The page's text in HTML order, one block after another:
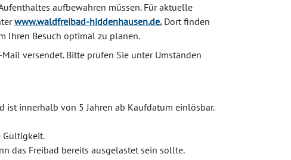
aufbewahren müssen. Für aktuelle
www.waldfreibad-hiddenhausen.de.Dort finden
Ihren Besuch optimal zu planen.
versendet. Bitte prüfen Sie unter Umständen
innerhalb von 5 Jahren ab Kaufdatum einlösbar.
Gültigkeit.
das Freibad bereits ausgelastet sein sollte.